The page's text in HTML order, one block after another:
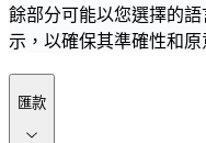
餘部分可能以您選擇的
示，以確保其準確性和原
匯款